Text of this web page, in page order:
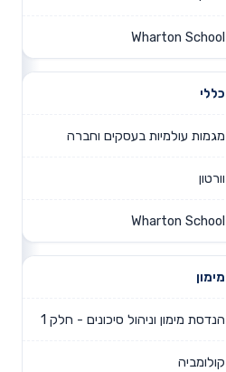
Wharton School
כללי
מגמות עולמיות בעסקים וחברה
וורטון
Wharton School
מימון
הנדסת מימון וניהול סיכונים - חלק 1
קולומביה